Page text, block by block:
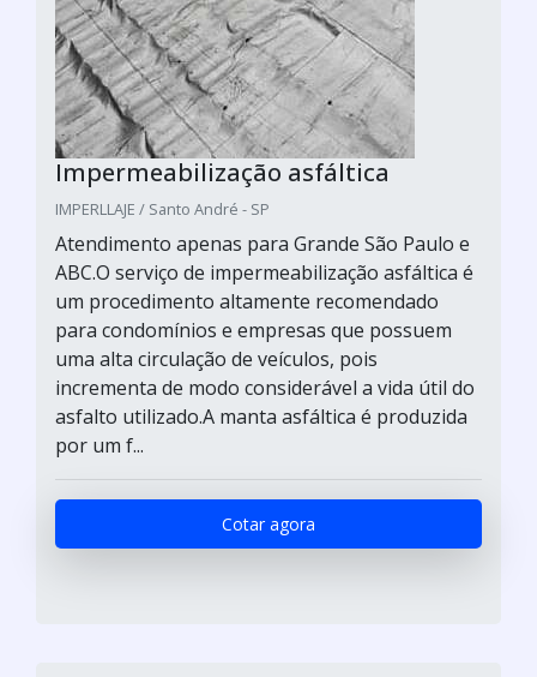
Impermeabilização asfáltica
IMPERLLAJE / Santo André - SP
Atendimento apenas para Grande São Paulo e
ABC.O serviço de impermeabilização asfáltica é
um procedimento altamente recomendado
para condomínios e empresas que possuem
uma alta circulação de veículos, pois
incrementa de modo considerável a vida útil do
asfalto utilizado.A manta asfáltica é produzida
por um f...
Cotar agora